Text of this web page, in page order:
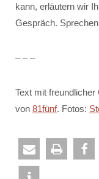
kann, erläutern wir
Gespräch.
– – –
Text mit
von 81fünf. Fotos: